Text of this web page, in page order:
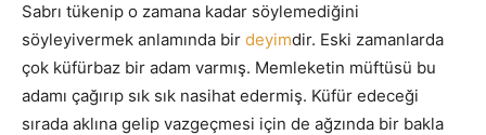
Sabrı tükenip o zamana kadar söylemediğini
söyleyivermek anlamında bir deyimdir. Eski zamanlarda
çok küfürbaz bir adam varmış. Memleketin müftüsü bu
adamı çağırıp sık sık nasihat edermiş. Küfür edeceği
sırada aklına gelip vazgeçmesi için de ağzında bir bakla